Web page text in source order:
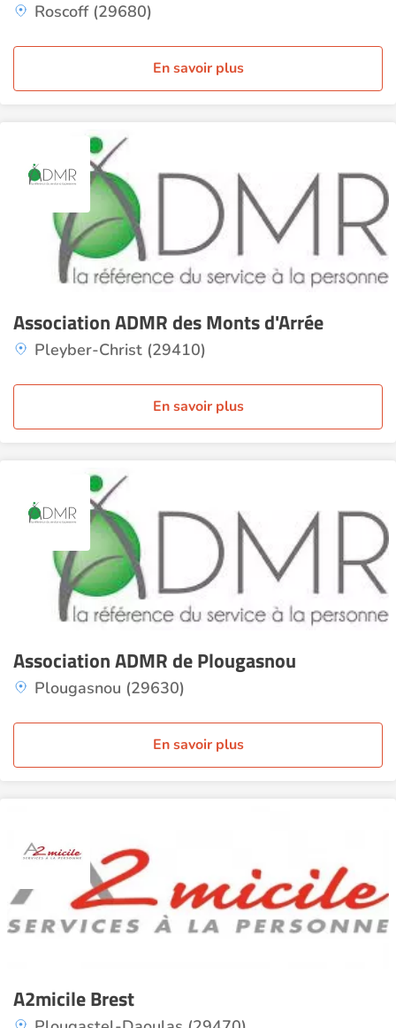
Roscoff (29680)
En savoir plus
Association ADMR des Monts d'Arrée
Pleyber-Christ (29410)
En savoir plus
Association ADMR de Plougasnou
Plougasnou (29630)
En savoir plus
A2micile Brest